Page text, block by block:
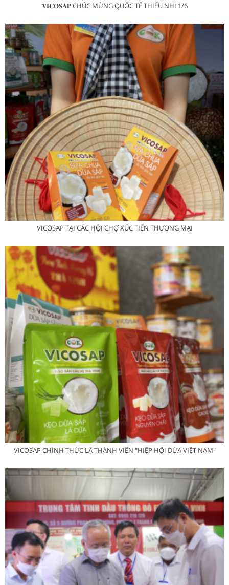
𝐕𝐈𝐂𝐎𝐒𝐀𝐏 CHÚC MỪNG QUỐC TẾ THIẾU NHI 1/6
VICOSAP TẠI CÁC HỘI CHỢ XÚC TIẾN THƯƠNG MẠI
VICOSAP CHÍNH THỨC LÀ THÀNH VIÊN "HIỆP HỘI DỪA VIỆT NAM"